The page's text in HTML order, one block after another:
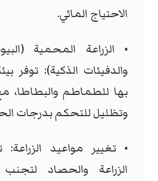
الاحتياج المائي.
• الزراعة المحمية
والدفيئات الذكية): توفر
بها للطماطم والبطاطا،
وتظليل للتحكم بدرجات
• تغيير مواعيد
الزراعة والحصاد